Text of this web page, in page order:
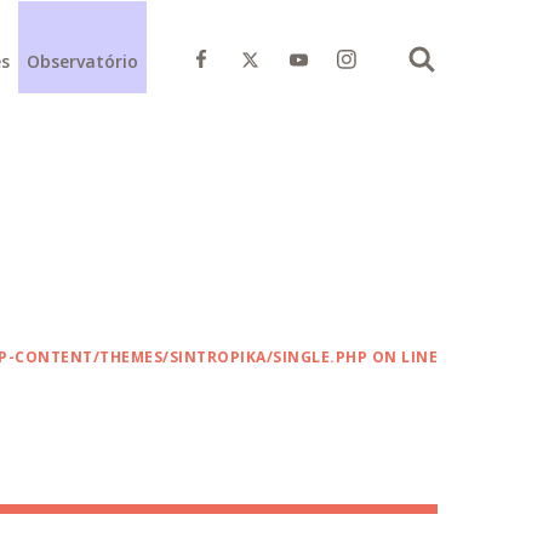
Observatório Facebook do Movimento Pela Base
X do Movimento Pela Base
Youtube do Movimento Pela Base
Instagram do Movimento Pela
CONTENT/THEMES/SINTROPIKA/SINGLE.PHP ON LINE